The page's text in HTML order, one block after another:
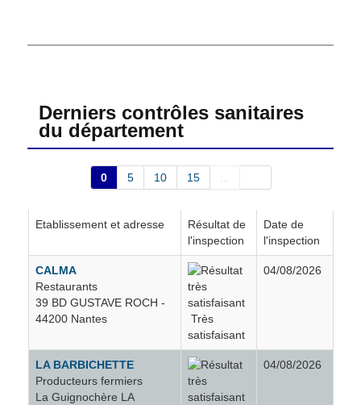
Erbray 18
Fay-de-Bretagne 12
12
Fégréac
Gorges
Derniers contrôles sanitaires
du département
0 5 10 15
Etablissement et adresse
Résultat de
l'inspection
Date de
l'inspection
CALMA
Restaurants
39 BD GUSTAVE ROCH -
44200 Nantes
Très
satisfaisant
04/08/2026
LA BARBICHETTE
Producteurs fermiers
La Guignochère LA
04/08/2026